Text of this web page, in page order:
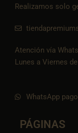
Realizamos solo
Atención vía
Lunes a Viernes
WhatsApp
PÁGINAS